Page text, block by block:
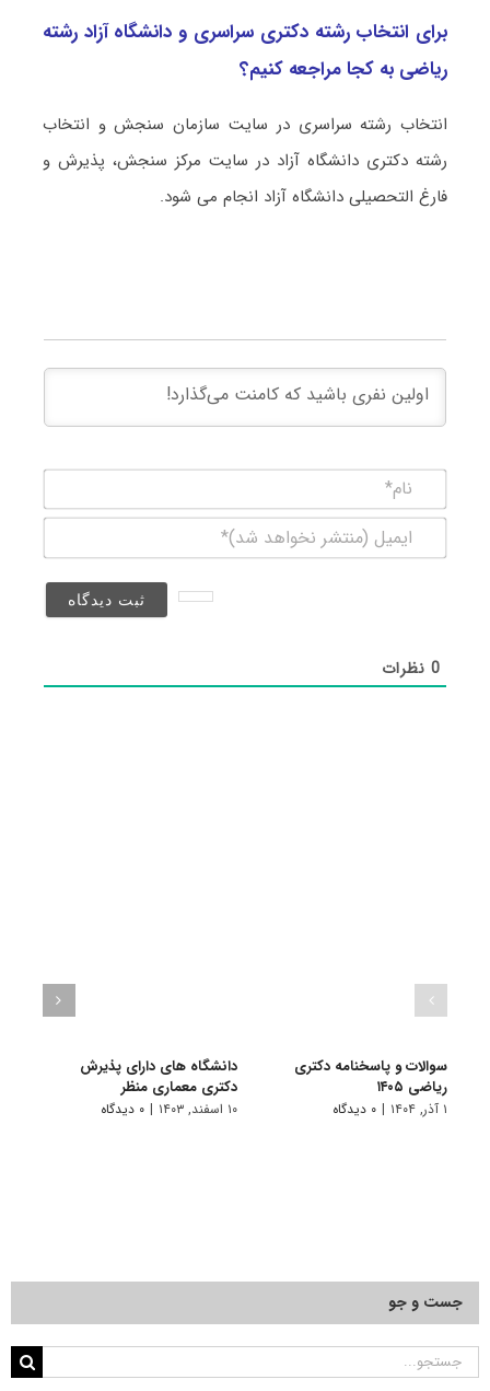
برای انتخاب رشته دکتری سراسری و دانشگاه آزاد رشته
رﻳﺎضی به کجا مراجعه کنیم؟
انتخاب رشته سراسری در سایت سازمان سنجش و انتخاب
رشته دکتری دانشگاه آزاد در سایت مرکز سنجش، پذیرش و
فارغ التحصیلی دانشگاه آزاد انجام می شود.
(منتشر
0نظرات
سوالات و پاسخنامه دکتری
ریاضی ۱۴۰۵
۱ آذر, ۱۴۰۴ | ۰ دیدگاه
دانشگاه های دارای پذیرش
دکتری ﻣﻌﻤﺎری منظر
۱۰ اسفند, ۱۴۰۳ | ۰ دیدگاه
جست و جو
جستجو